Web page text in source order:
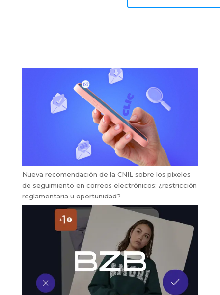
Nueva recomendación de la CNIL sobre los píxeles
de seguimiento en correos electrónicos: ¿restricción
reglamentaria u oportunidad?